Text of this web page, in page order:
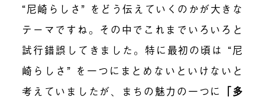
“尼崎らしさ” をどう伝えていくのかが大きな
テーマですね。その中でこれまでいろいろと
試行錯誤してきました。特に最初の頃は “尼
崎らしさ” を一つにまとめないといけないと
考えていましたが、まちの魅力の一つに 「多